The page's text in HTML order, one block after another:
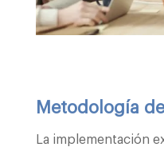
Metodología
La implementación